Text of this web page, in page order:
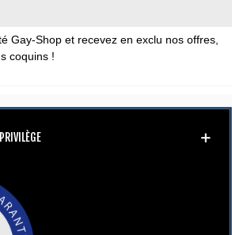
Gay-Shop et recevez en exclu nos offres,
coquins !